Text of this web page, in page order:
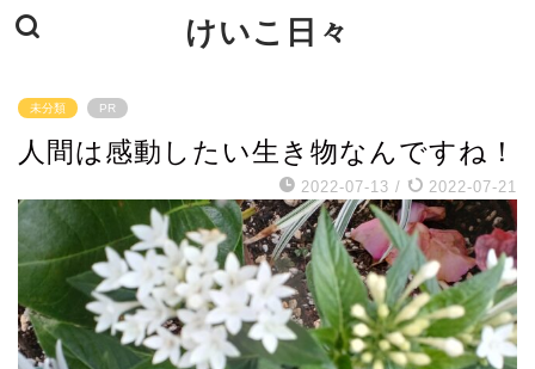
けいこ日々
未分類 PR
人間は感動したい生き物なんですね！
2022-07-13 / 2022-07-21